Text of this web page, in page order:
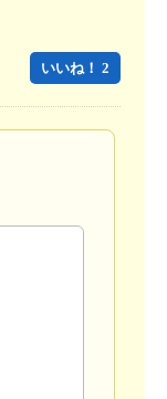
いいね！ 2